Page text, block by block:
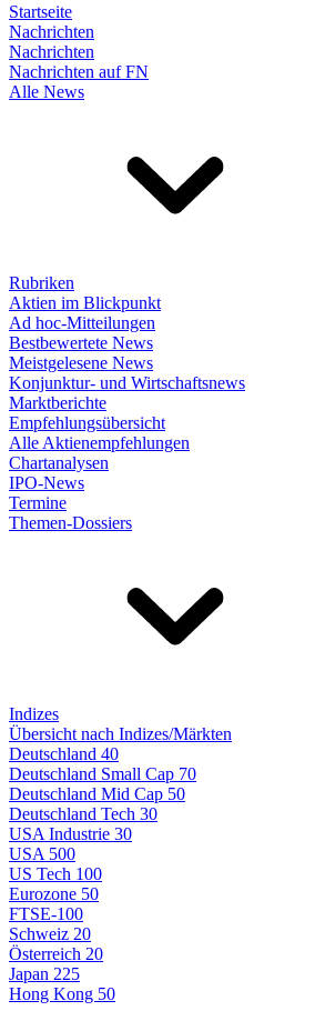
Startseite
Nachrichten
Nachrichten
Nachrichten auf FN
Alle News
Rubriken
Aktien im Blickpunkt
Ad hoc-Mitteilungen
Bestbewertete News
Meistgelesene News
Konjunktur- und Wirtschaftsnews
Marktberichte
Empfehlungsübersicht
Alle Aktienempfehlungen
Chartanalysen
IPO-News
Termine
Themen-Dossiers
Indizes
Übersicht nach Indizes/Märkten
Deutschland 40
Deutschland Small Cap 70
Deutschland Mid Cap 50
Deutschland Tech 30
USA Industrie 30
USA 500
US Tech 100
Eurozone 50
FTSE-100
Schweiz 20
Österreich 20
Japan 225
Hong Kong 50